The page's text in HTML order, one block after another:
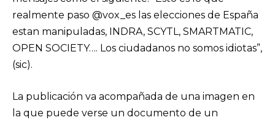
realmente paso @vox_es las elecciones de España
estan manipuladas, INDRA, SCYTL, SMARTMATIC,
OPEN SOCIETY…. Los ciudadanos no somos idiotas”,
(sic).
La publicación va acompañada de una imagen en
la que puede verse un documento de un